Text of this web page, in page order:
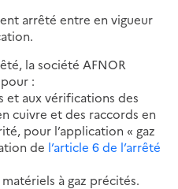
arrêté entre en vigueur
la société AFNOR
:
et aux vérifications des
cuivre et des raccords en
pour l’application « gaz
de l’article 6 de l’arrêté
à gaz précités.